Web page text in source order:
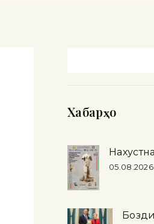
Хабарҳо
05.08.2026